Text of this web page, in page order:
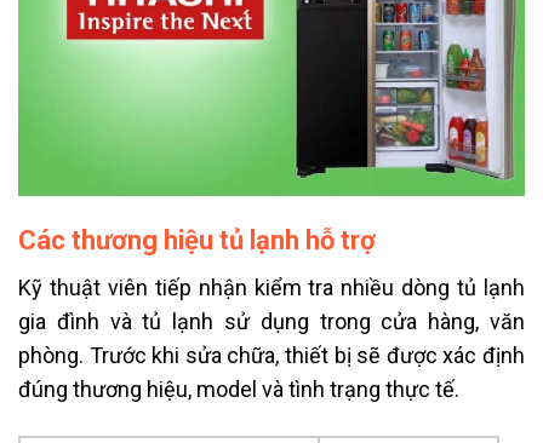
Các thương hiệu tủ lạnh hỗ trợ
Kỹ thuật viên tiếp nhận kiểm tra nhiều dòng tủ lạnh
gia đình và tủ lạnh sử dụng trong cửa hàng, văn
phòng. Trước khi sửa chữa, thiết bị sẽ được xác định
đúng thương hiệu, model và tình trạng thực tế.